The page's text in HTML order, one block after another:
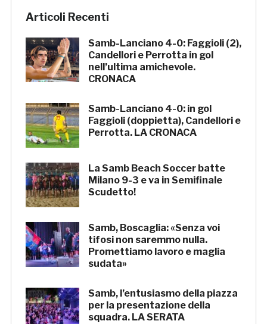
Articoli Recenti
Samb-Lanciano 4-0: Faggioli (2),
Candellori e Perrotta in gol
nell’ultima amichevole.
CRONACA
Samb-Lanciano 4-0: in gol
Faggioli (doppietta), Candellori e
Perrotta. LA CRONACA
La Samb Beach Soccer batte
Milano 9-3 e va in Semifinale
Scudetto!
Samb, Boscaglia: «Senza voi
tifosi non saremmo nulla.
Promettiamo lavoro e maglia
sudata»
Samb, l’entusiasmo della piazza
per la presentazione della
squadra. LA SERATA